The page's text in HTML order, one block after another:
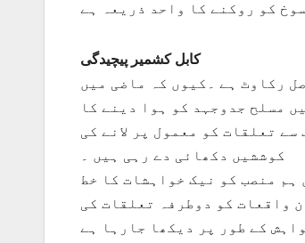
کو روکنے کا واحد ذریعہ ہے
کابل کشمیر پیچیدگی
رکاوٹ ہے ۔کیوں کہ ماضی میں
مسلح جدوجہد کو ہوا دینے کا
تعلقات کو معمول پر لانے کی
کوششیں دکھائی دے رہی ہیں ۔
منصب کو نیک خواہشات کا خط
واقعات کو دوطرفہ تعلقات کی
کے طور پر دیکھا جارہا ہے